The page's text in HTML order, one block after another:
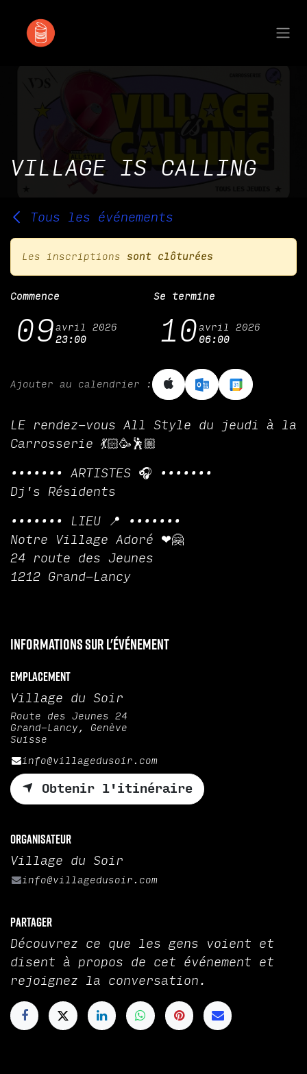
VILLAGE IS CALLING
Tous les événements
Les inscriptions sont clôturées
Commence
09avril 2026
23:00
Se termine
10avril 2026
06:00
Ajouter au calendrier :
LE rendez-vous All Style du jeudi à la
Carrosserie 💃🏻🥳🕺🏼
••••••• ARTISTES 🎧 •••••••
Dj's Résidents
••••••• LIEU 📍 •••••••
Notre Village Adoré ❤🤗
24 route des Jeunes
1212 Grand-Lancy
Informations sur l'événement
Emplacement
Village du Soir
Route des Jeunes 24
Grand-Lancy, Genève
Suisse
info@villagedusoir.com
Obtenir l'itinéraire
Organisateur
Village du Soir
info@villagedusoir.com
Partager
Découvrez ce que les gens voient et
disent à propos de cet événement et
rejoignez la conversation.